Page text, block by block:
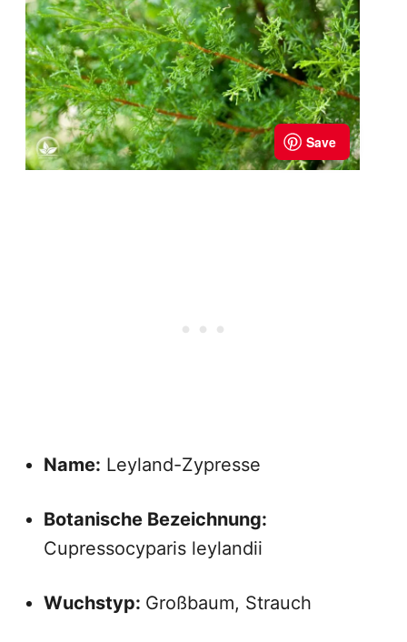
Name: Leyland-Zypresse
Botanische Bezeichnung:
Cupressocyparis leylandii
Wuchstyp: Großbaum, Strauch